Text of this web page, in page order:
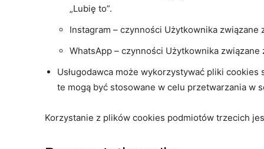
„Lubię to”.
Instagram – czynności Użytkownika
WhatsApp – czynności Użytkownika
Usługodawca może wykorzystywać pliki
te mogą być stosowane w celu przetwarzania w
Korzystanie z plików cookies podmiotów trzecich